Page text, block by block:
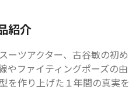
紹介
ーツアクター、古谷敏の初め
やファイティングポーズの由
を作り上げた１年間の真実を